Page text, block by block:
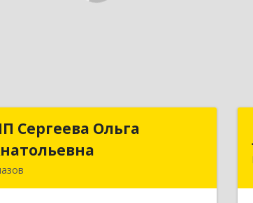
Сергеева Ольга
ИП Сергеева Ольга